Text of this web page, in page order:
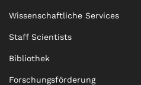
Wissenschaftliche Services
Staff Scientists
Bibliothek
Forschungsförderung